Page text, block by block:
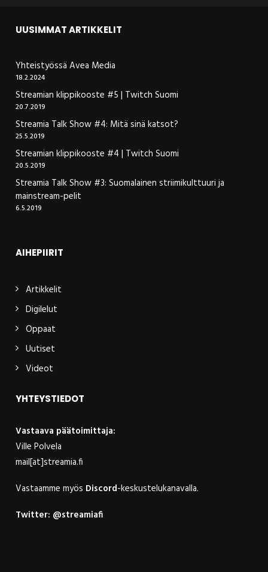
UUSIMMAT ARTIKKELIT
Yhteistyössä Avea Media
18.2.2024
Streamian klippikooste #5 | Twitch Suomi
20.7.2019
Streamia Talk Show #4: Mitä sinä katsot?
25.5.2019
Streamian klippikooste #4 | Twitch Suomi
20.5.2019
Streamia Talk Show #3: Suomalainen striimikulttuuri ja
mainstream-pelit
6.5.2019
AIHEPIIRIT
Artikkelit
Digilelut
Oppaat
Uutiset
Videot
YHTEYSTIEDOT
Vastaava päätoimittaja:
Ville Polvela
mail[at]streamia.fi
Vastaamme myös Discord-keskustelukanavalla.
Twitter: @streamiafi